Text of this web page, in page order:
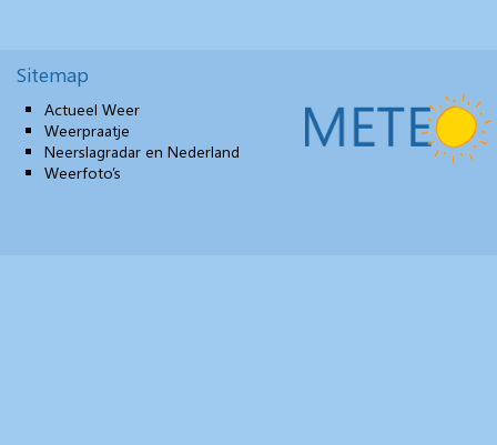
Sitemap
Actueel Weer
Weerpraatje
Neerslagradar en Nederland
Weerfoto’s